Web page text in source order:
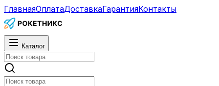
ГлавнаяОплатаДоставкаГарантияКонтакты
Каталог